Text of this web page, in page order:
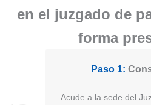
en el juzgado de
forma
Paso 1:
Acude a la sede del